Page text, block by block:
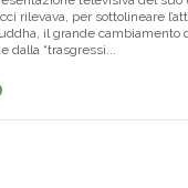
televisiva del suo
rilevava, per sottolineare
il grande cambiamento
dalla “trasgressi...